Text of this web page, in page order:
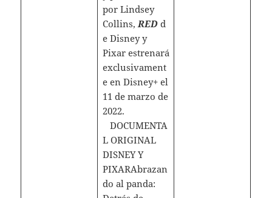
por Lindsey
Collins, REDd
e Disney y
Pixar estrenará
exclusivament
e en Disney+ el
11 de marzo de
2022.
DOCUMENTA
L ORIGINAL
DISNEY Y
PIXARAbrazan
do al panda: